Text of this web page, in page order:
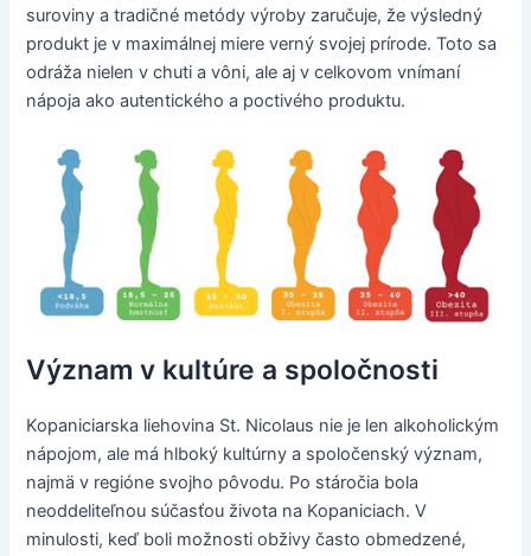
suroviny a tradičné metódy výroby zaručuje, že výsledný
produkt je v maximálnej miere verný svojej prírode. Toto sa
odráža nielen v chuti a vôni, ale aj v celkovom vnímaní
nápoja ako autentického a poctivého produktu.
Význam v kultúre a spoločnosti
Kopaniciarska liehovina St. Nicolaus nie je len alkoholickým
nápojom, ale má hlboký kultúrny a spoločenský význam,
najmä v regióne svojho pôvodu. Po stáročia bola
neoddeliteľnou súčasťou života na Kopaniciach. V
minulosti, keď boli možnosti obživy často obmedzené,